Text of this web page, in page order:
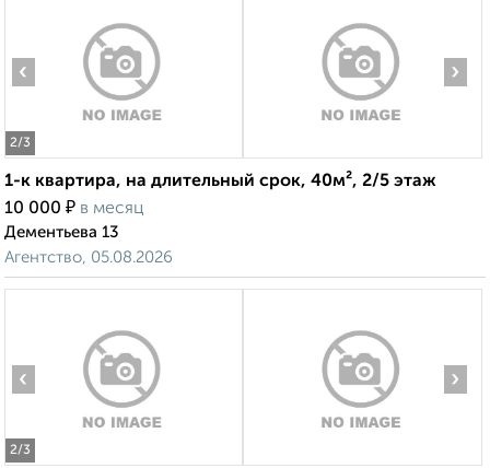
2/3
‹ ›
1-к квартира, на длительный срок, 40м², 2/5 этаж
10 000 ₽ в месяц
Дементьева 13
Агентство, 05.08.2026
2/3
‹ ›